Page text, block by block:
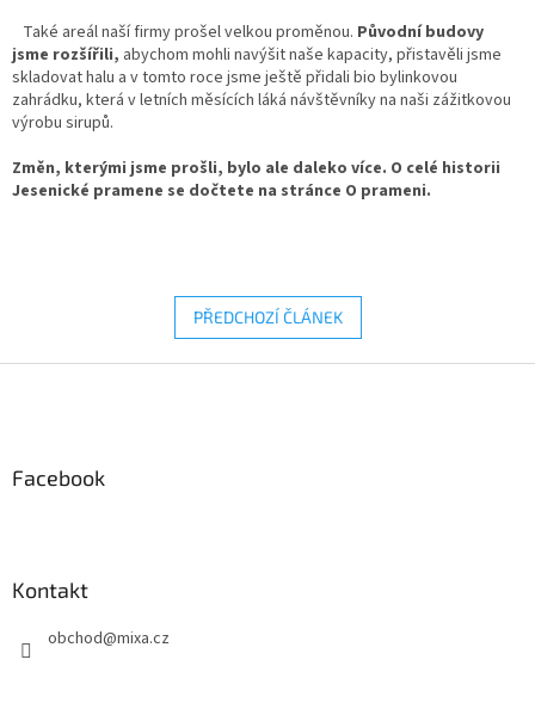
Také areál naší firmy prošel velkou proměnou. Původní budovy
jsme rozšířili, abychom mohli navýšit naše kapacity, přistavěli jsme
skladovat halu a v tomto roce jsme ještě přidali bio bylinkovou
zahrádku, která v letních měsících láká návštěvníky na naši zážitkovou
výrobu sirupů.
Změn, kterými jsme prošli, bylo ale daleko více. O celé historii
Jesenické pramene se dočtete na stránce O prameni.
PŘEDCHOZÍ ČLÁNEK
Facebook
Kontakt
obchod@mixa.cz